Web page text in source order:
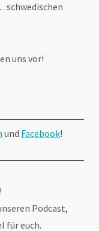
schwedischen
uns vor!
und Facebook!
Podcast,
für euch.